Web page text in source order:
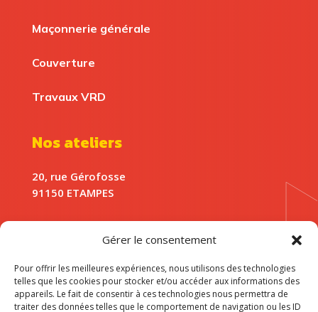
Gérer le consentement
Pour offrir les meilleures expériences, nous utilisons des technologies
telles que les cookies pour stocker et/ou accéder aux informations des
appareils. Le fait de consentir à ces technologies nous permettra de
traiter des données telles que le comportement de navigation ou les ID
Maçonnerie générale
Couverture
Travaux VRD
Nos ateliers
20, rue Gérofosse
91150 ETAMPES
9, rue de la Pelleterie
91780 CHALO-SAINT-MARS